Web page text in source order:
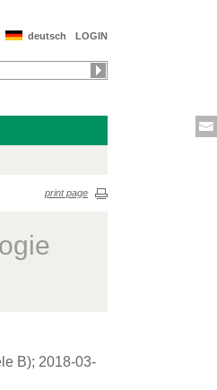
LOGIN
deutsch
print page
B); 2018-03-